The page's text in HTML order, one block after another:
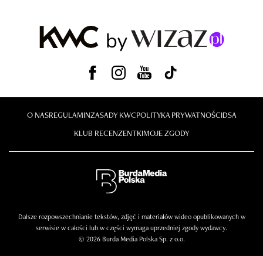
O NASREGULAMINZASADY KWCPOLITYKA PRYWATNOŚCIDSA
KLUB RECENZENTKIMOJE ZGODY
Dalsze rozpowszechnianie tekstów, zdjęć i materiałów wideo opublikowanych w
serwisie w całości lub w części wymaga uprzedniej zgody wydawcy.
© 2026 Burda Media Polska Sp. z o.o.